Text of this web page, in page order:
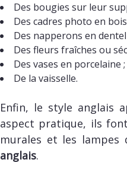
Des bougies sur leur
Des cadres photo en
Des napperons en
Des fleurs fraîches ou
Des vases en porcelaine ;
De la vaisselle.
Enfin, le style anglais
aspect pratique, ils
murales et les lampes
anglais.